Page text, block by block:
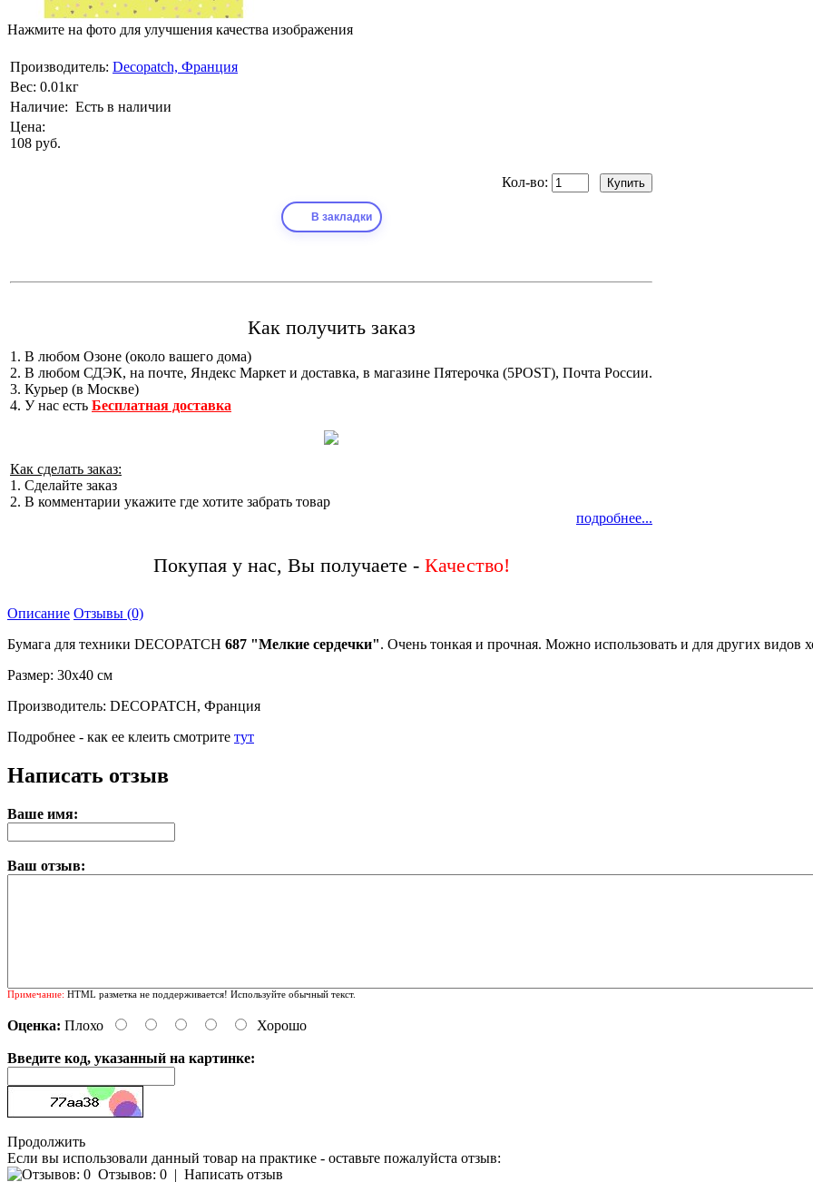
Нажмите на фото для улучшения качества изображения
Производитель: Decopatch, Франция
Вес: 0.01кг
Наличие: Есть в наличии
Цена:
108 руб.
Кол-во:
В закладки
Как получить заказ
1. В любом Озоне (около вашего дома)
2. В любом СДЭК, на почте, Яндекс Маркет и доставка, в магазине Пятерочка (5POST), Почта России.
3. Курьер (в Москве)
4. У нас есть Бесплатная доставка
Как сделать заказ:
1. Сделайте заказ
2. В комментарии укажите где хотите забрать товар
подробнее...
Покупая у нас, Вы получаете - Качество!
Описание Отзывы (0)
Бумага для техники DECOPATCH 687 "Мелкие сердечки". Очень тонкая и прочная. Можно использовать и для других видов
Размер: 30х40 см
Производитель: DECOPATCH, Франция
Подробнее - как ее клеить смотрите тут
Написать отзыв
Ваше имя:
Ваш отзыв:
Примечание: HTML разметка не поддерживается! Используйте обычный текст.
Оценка: Плохо Хорошо
Введите код, указанный на картинке:
Продолжить
Если вы использовали данный товар на практике - оставьте пожалуйста отзыв:
Отзывов: 0 | Написать отзыв